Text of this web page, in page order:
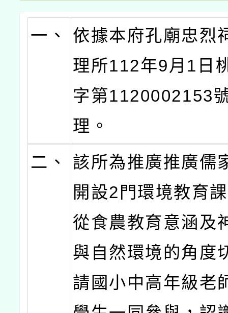
一、
依據本府孔廟忠烈
理所112年9月1日
字第1120002153
理。
二、
該所為推廣推廣儒
開設2門環境教育
從食農教育意涵及
與自然環境的角度
請國小中高年級老